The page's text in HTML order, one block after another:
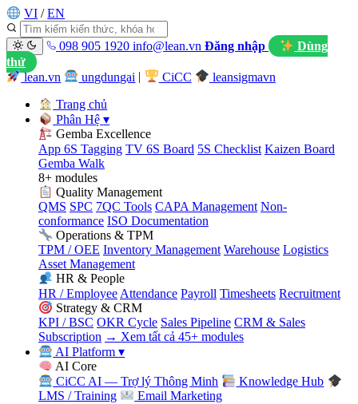
VI / EN
098 905 1920 info@lean.vn Đăng nhập
Dùng
thử
lean.vn
ungdungai CiCC leansigmavn
Trang chủ
Phân Hệ▾
Gemba Excellence
App 6S Tagging TV 6S Board 5S Checklist Kaizen Board
Gemba Walk
8+ modules
Quality Management
QMS SPC 7QC Tools CAPA Management Non-
conformance ISO Documentation
Operations & TPM
TPM / OEE Inventory Management Warehouse Logistics
Asset Management
HR & People
HR / Employee Attendance Payroll Timesheets Recruitment
Strategy & CRM
KPI / BSC OKR Cycle Sales Pipeline CRM & Sales
Subscription → Xem tất cả 45+ modules
AI Platform▾
AI Core
CiCC AI — Trợ lý Thông Minh
Knowledge Hub
LMS / Training
Email Marketing